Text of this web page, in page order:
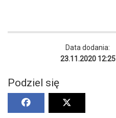
Data dodania:
23.11.2020 12:25
Podziel się